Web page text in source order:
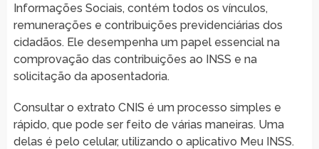
Informações Sociais, contém todos os vínculos,
remunerações e contribuições previdenciárias dos
cidadãos. Ele desempenha um papel essencial na
comprovação das contribuições ao INSS e na
solicitação da aposentadoria.
Consultar o extrato CNIS é um processo simples e
rápido, que pode ser feito de várias maneiras. Uma
delas é pelo celular, utilizando o aplicativo Meu INSS.